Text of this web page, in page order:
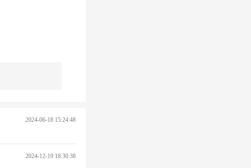
2024-06-18 15:24:48
2024-12-19 18:30:38